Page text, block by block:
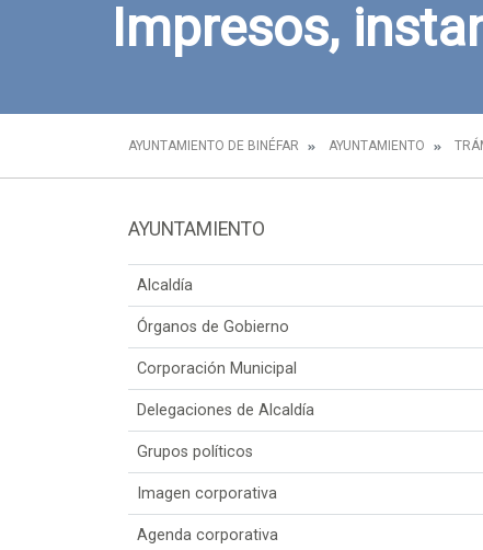
Impresos,
AYUNTAMIENTO DE BINÉFAR AYUNTAMIENTO
AYUNTAMIENTO
Alcaldía
Órganos de Gobierno
Corporación Municipal
Delegaciones de Alcaldía
Grupos políticos
Imagen corporativa
Agenda corporativa